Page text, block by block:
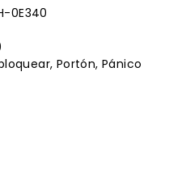
0E340
Portón, Pánico